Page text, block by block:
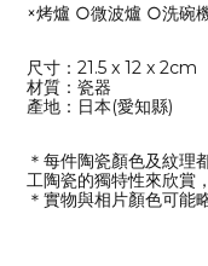
×烤爐 ○微波爐 ○洗碗
尺寸：21.5 x 12 x 2cm
材質：瓷器
產地：日本(愛知縣)
＊每件陶瓷顏色及紋理
工陶瓷的獨特性來欣賞
＊實物與相片顏色可能